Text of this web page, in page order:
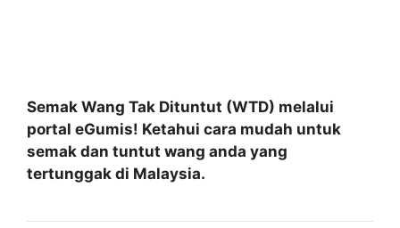
Semak Wang Tak Dituntut (WTD) melalui
portal eGumis! Ketahui cara mudah untuk
semak dan tuntut wang anda yang
tertunggak di Malaysia.